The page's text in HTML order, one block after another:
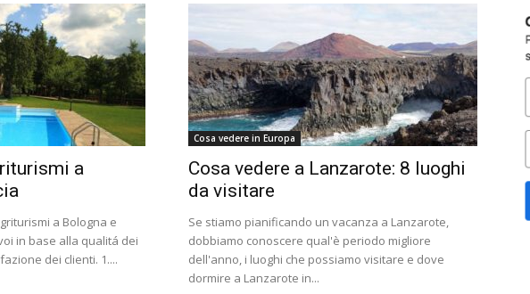
a
a Bologna e
in base alla qualitá dei
dei clienti. 1....
Cosa vedere in Europa
Cosa vedere a Lanzarote: 8 luoghi
da visitare
Se stiamo pianificando un vacanza a Lanzarote,
dobbiamo conoscere qual'è periodo migliore
dell'anno, i luoghi che possiamo visitare e dove
dormire a Lanzarote in...